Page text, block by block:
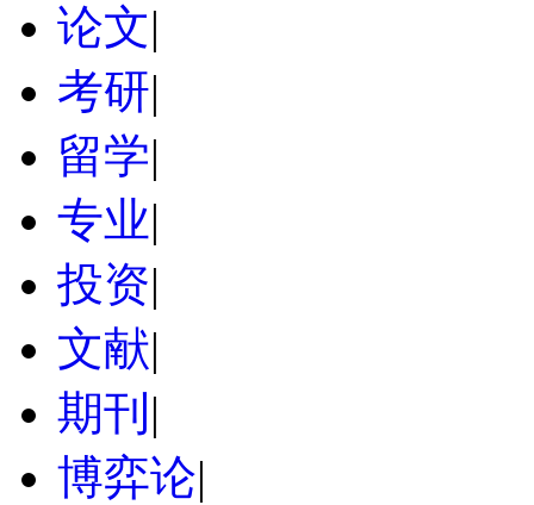
论文|
考研|
留学|
专业|
投资|
文献|
期刊 |
博弈论|